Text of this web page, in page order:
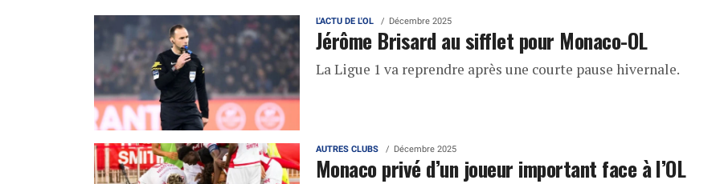
L'ACTU DE L'OL Décembre 2025
Jérôme Brisard au sifflet pour Monaco-OL
La Ligue 1 va reprendre après une courte pause hivernale.
AUTRES CLUBS Décembre 2025
Monaco privé d’un joueur important face à l’OL